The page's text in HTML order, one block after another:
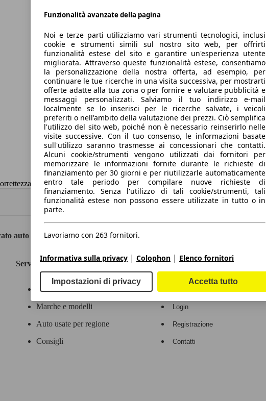
dei dati.
auto europeo.
Servizi
Contatti
Marche e modelli
Auto usate per regione
Consigli
Area rivenditori
Login
Registrazione
Contatti
Funzionalità avanzate della pagina
Noi e terze parti utilizziamo vari strumenti tecnologici, inclusi
cookie e strumenti simili sul nostro sito web, per offrirti
funzionalità estese del sito e garantire un'esperienza utente
migliorata. Attraverso queste funzionalità estese, consentiamo
la personalizzazione della nostra offerta, ad esempio, per
continuare le tue ricerche in una visita successiva, per mostrarti
offerte adatte alla tua zona o per fornire e valutare pubblicità e
messaggi personalizzati. Salviamo il tuo indirizzo e-mail
localmente se lo inserisci per le ricerche salvate, i veicoli
preferiti o nell'ambito della valutazione dei prezzi. Ciò semplifica
l'utilizzo del sito web, poiché non è necessario reinserirlo nelle
visite successive. Con il tuo consenso, le informazioni basate
sull'utilizzo saranno trasmesse ai concessionari che contatti.
Alcuni cookie/strumenti vengono utilizzati dai fornitori per
memorizzare le informazioni fornite durante le richieste di
finanziamento per 30 giorni e per riutilizzarle automaticamente
entro tale periodo per compilare nuove richieste di
finanziamento. Senza l'utilizzo di tali cookie/strumenti, tali
funzionalità estese non possono essere utilizzate in tutto o in
parte.
Lavoriamo con 263 fornitori.
Informativa sulla privacy | Colophon | Elenco fornitori
Impostazioni di privacy Accetta tutto